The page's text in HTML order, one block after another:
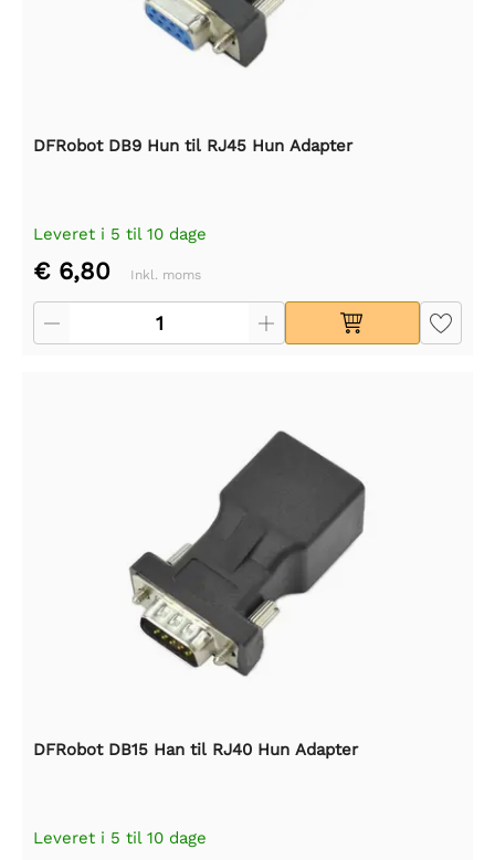
DFRobot DB9 Hun til RJ45 Hun Adapter
Leveret i 5 til 10 dage
€ 6,80 Inkl. moms
DFRobot DB15 Han til RJ40 Hun Adapter
Leveret i 5 til 10 dage